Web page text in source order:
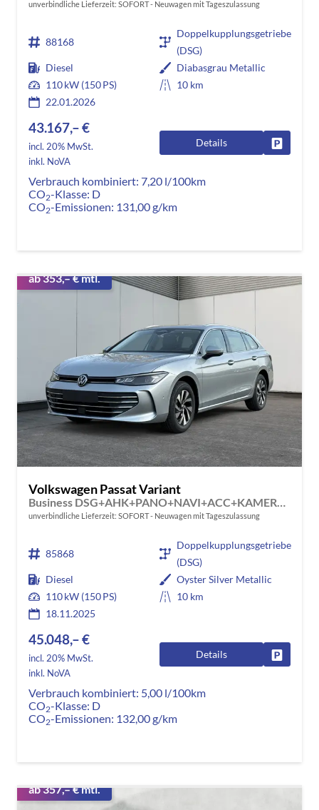
unverbindliche Lieferzeit: SOFORT Neuwagen mit Tageszulassung
88168
Doppelkupplungsgetriebe
(DSG)
Diesel
Diabasgrau Metallic
110 kW (150 PS)
10 km
22.01.2026
43.167,– €
incl. 20% MwSt.
inkl. NoVA
Details
Verbrauch kombiniert: 7,20 l/100km
CO2-Klasse: D
CO2-Emissionen: 131,00 g/km
ab 353,– € mtl.
Volkswagen Passat Variant
unverbindliche Lieferzeit: SOFORT Neuwagen mit Tageszulassung
85868
Doppelkupplungsgetriebe
(DSG)
Diesel
Oyster Silver Metallic
110 kW (150 PS)
10 km
18.11.2025
45.048,– €
incl. 20% MwSt.
inkl. NoVA
Details
Verbrauch kombiniert: 5,00 l/100km
CO2-Klasse: D
CO2-Emissionen: 132,00 g/km
ab 357,– € mtl.